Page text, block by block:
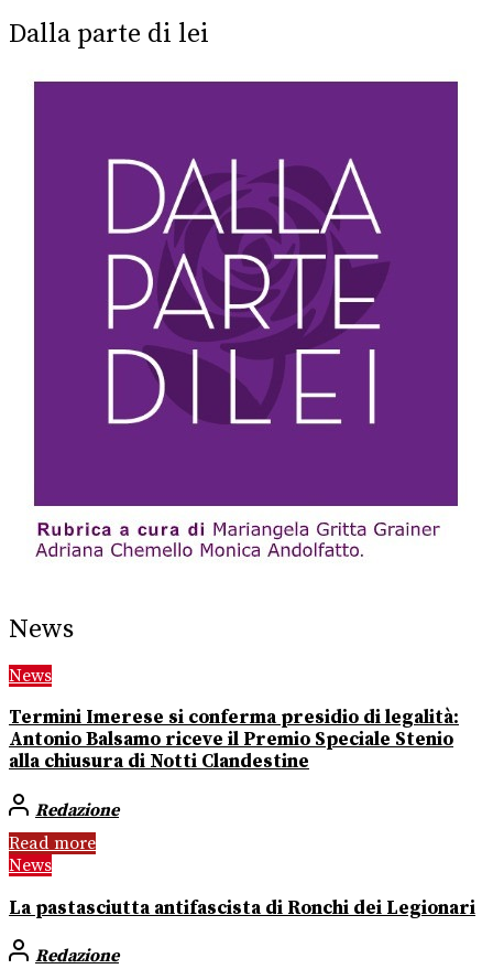
Dalla parte di lei
News
News
Termini Imerese si conferma presidio di legalità:
Antonio Balsamo riceve il Premio Speciale Stenio
alla chiusura di Notti Clandestine
Redazione
Read more
News
La pastasciutta antifascista di Ronchi dei Legionari
Redazione